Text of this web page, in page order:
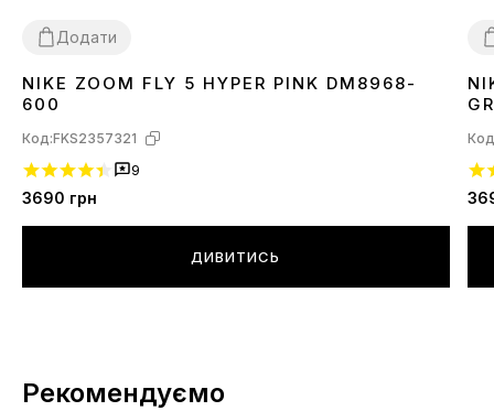
Додати
4041 42434445
NIKE ZOOM FLY 5 HYPER PINK DM8968-
600
Код:FKS2357321
9
3690 грн
ДИВИТИСЬ
Рекомендуємо